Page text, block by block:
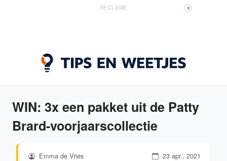
RECLAME X
WIN: 3x een pakket uit de Patty
Brard-voorjaarscollectie
Emma de Vries 23 apr., 2021